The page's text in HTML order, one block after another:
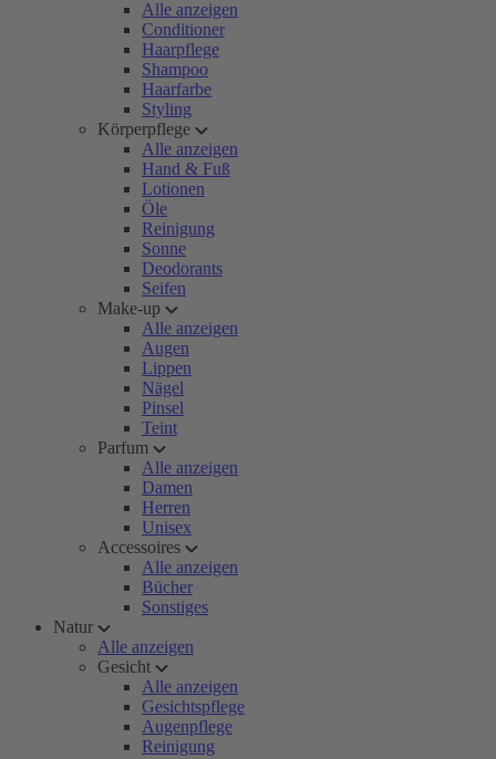
Alle anzeigen
Conditioner
Haarpflege
Shampoo
Haarfarbe
Styling
Körperpflege
Alle anzeigen
Hand & Fuß
Lotionen
Öle
Reinigung
Sonne
Deodorants
Seifen
Make-up
Alle anzeigen
Augen
Lippen
Nägel
Pinsel
Teint
Parfum
Alle anzeigen
Damen
Herren
Unisex
Accessoires
Alle anzeigen
Bücher
Sonstiges
Natur
Alle anzeigen
Gesicht
Alle anzeigen
Gesichtspflege
Augenpflege
Reinigung